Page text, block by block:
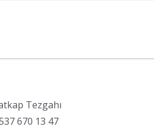
Tezgahı
670 13 47